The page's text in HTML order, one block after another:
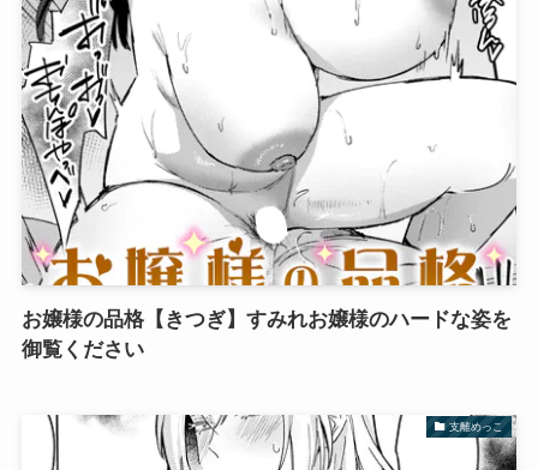
お嬢様の品格【きつぎ】すみれお嬢様のハードな姿を
御覧ください
支離めっこ